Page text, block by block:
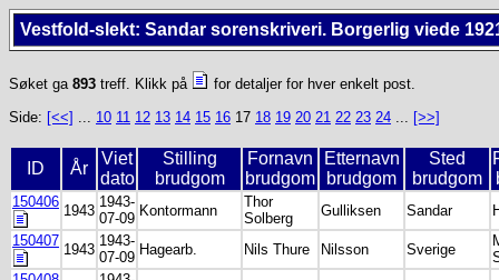
Vestfold-slekt: Sandar sorenskriveri. Borgerlig viede
Søket ga 893 treff. Klikk på
for detaljer for hver enkelt post.
Side: [<<] ... 10 11 12 13 14 15 16 17 18 19 20 21 22 23 24 ... [>>]
ID År
Viet
dato
Stilling
brudgom
Fornavn
brudgom
Etternavn
brudgom
Sted
brudgom
150406
1943
1943-
07-09 Kontormann
Thor
Solberg
Gulliksen Sandar
150407
1943
1943-
07-09 Hagearb. Nils Thure Nilsson Sverige